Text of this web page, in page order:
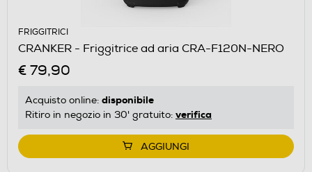
FRIGGITRICI
CRANKER - Friggitrice ad aria CRA-F120N-NERO
€ 79,90
Acquisto online: disponibile
Ritiro in negozio in 30' gratuito: verifica
AGGIUNGI